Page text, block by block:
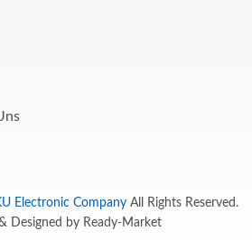
Electronic Company All Rights Reserved.
Designed by Ready-Market